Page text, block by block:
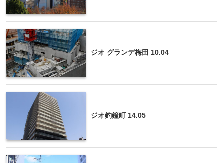
ジオ グランデ梅田 10.04
ジオ釣鐘町 14.05